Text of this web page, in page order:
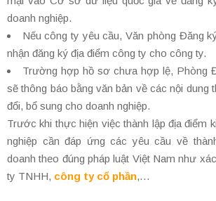
doanh nghiệp.
Nếu công ty yêu cầu, Văn phòng Đăng
nhận đăng ký địa điểm công ty cho công ty.
Trường hợp hồ sơ chưa hợp lệ, Phòng
sẽ thông báo bằng văn bản về các nội dung
đổi, bổ sung cho doanh nghiệp.
Trước khi thực hiện việc thành lập địa điểm
nghiệp cần đáp ứng các yêu cầu về
doanh theo đúng pháp luật Việt Nam như
ty TNHH, công ty cổ phần,…